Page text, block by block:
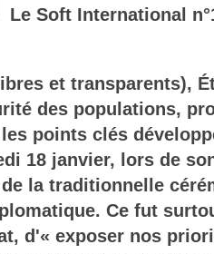
Le Soft International
et transparents),
des populations,
points clés
18 janvier, lors de
la traditionnelle
Ce fut
d'« exposer nos